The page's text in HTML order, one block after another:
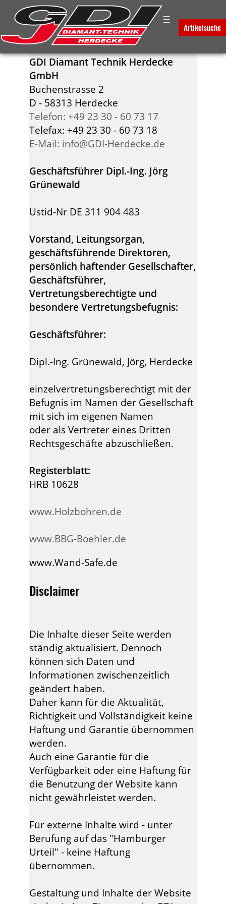
☰
Artikelsuche
IMPRESSUM
GDI Diamant Technik Herdecke
GmbH
Buchenstrasse 2
D - 58313 Herdecke
Telefon: +49 23 30 - 60 73 17
Telefax: +49 23 30 - 60 73 18
E-Mail: info@GDI-Herdecke.de
Geschäftsführer Dipl.-Ing. Jörg
Grünewald
Ustid-Nr DE 311 904 483
Vorstand, Leitungsorgan,
geschäftsführende Direktoren,
persönlich haftender Gesellschafter,
Geschäftsführer,
Vertretungsberechtigte und
besondere Vertretungsbefugnis:
Geschäftsführer:
Dipl.-Ing. Grünewald, Jörg, Herdecke
einzelvertretungsberechtigt mit der
Befugnis im Namen der Gesellschaft
mit sich im eigenen Namen
oder als Vertreter eines Dritten
Rechtsgeschäfte abzuschließen.
Registerblatt:
HRB 10628
www.Holzbohren.de
www.BBG-Boehler.de
www.Wand-Safe.de
Disclaimer
Die Inhalte dieser Seite werden
ständig aktualisiert. Dennoch
können sich Daten und
Informationen zwischenzeitlich
geändert haben.
Daher kann für die Aktualität,
Richtigkeit und Vollständigkeit keine
Haftung und Garantie übernommen
werden.
Auch eine Garantie für die
Verfügbarkeit oder eine Haftung für
die Benutzung der Website kann
nicht gewährleistet werden.
Für externe Inhalte wird - unter
Berufung auf das "Hamburger
Urteil" - keine Haftung
übernommen.
Gestaltung und Inhalte der Website